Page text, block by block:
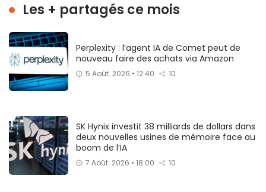
Les + partagés ce mois
Perplexity : l’agent IA de Comet peut de
nouveau faire des achats via Amazon
5 Août. 2026 • 12:40 10
SK Hynix investit 38 milliards de dollars dans
deux nouvelles usines de mémoire face au
boom de l’IA
7 Août. 2026 • 18:00 10